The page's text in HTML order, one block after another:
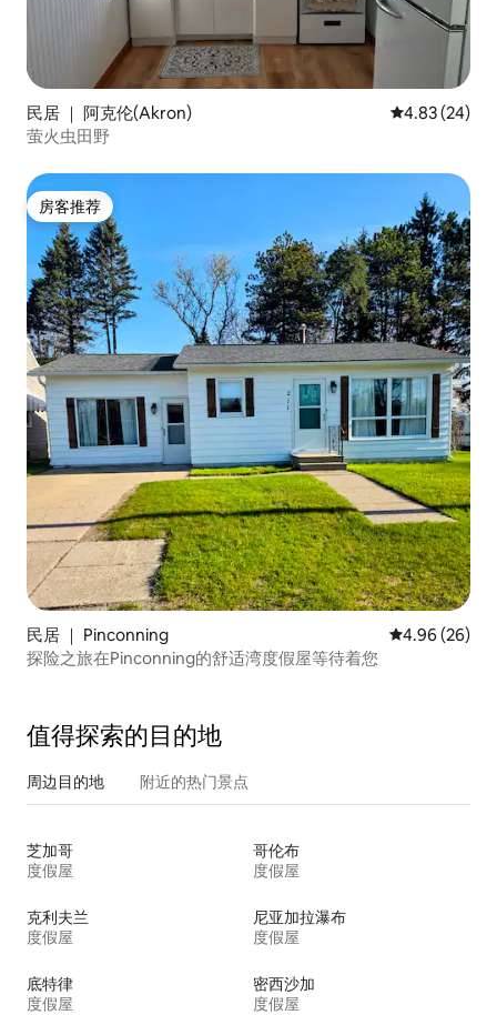
民居 ｜ 阿克伦(Akron) 平均评分
4.83 (24)
萤火虫田野
房客推荐
房客推荐
民居 ｜ Pinconning 平均评分 4.96
4.96 (26)
探险之旅在Pinconning的舒适湾度假屋等待着您
值得探索的目的地
周边目的地 附近的热门景点
芝加哥
度假屋
哥伦布
度假屋
克利夫兰
度假屋
尼亚加拉瀑布
度假屋
底特律
度假屋
密西沙加
度假屋